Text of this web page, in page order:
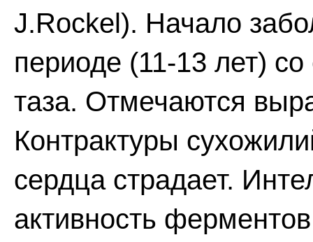
J.Rockel). Начало
периоде (11-13 лет)
таза. Отмечаются
Контрактуры
сердца страдает.
активность